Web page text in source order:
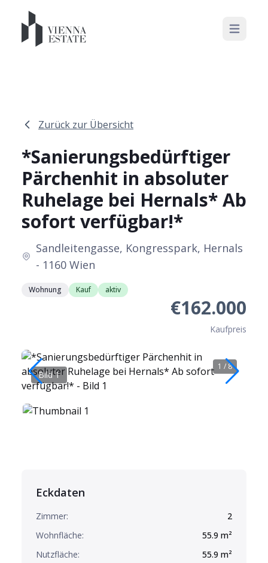
Open
Zurück zur Übersicht
*Sanierungsbedürftiger
Pärchenhit in absoluter
Ruhelage bei Hernals* Ab
sofort verfügbar!*
Sandleitengasse, Kongresspark, Hernals
- 1160 Wien
Wohnung Kauf aktiv
€162.000
Kaufpreis
Bild 1
1 / 8
Eckdaten
Zimmer:
2
Wohnfläche:
55.9 m²
Nutzfläche:
55.9 m²